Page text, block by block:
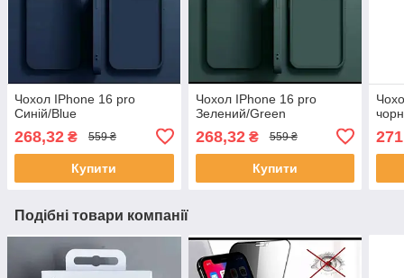
Чохол IPhone 16 pro
Синій/Blue
268,32 ₴ 559 ₴
Купити
Чохол IPhone 16 pro
Зелений/Green
268,32₴ 559 ₴
Купити
Подібні товари компанії